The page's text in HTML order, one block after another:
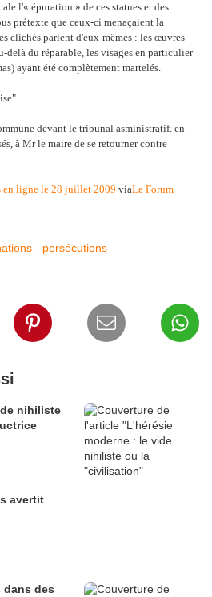
l'« épuration » de ces statues et des
prétexte que ceux-ci menaçaient la
clichés parlent d'eux-mêmes : les œuvres
delà du réparable, les visages en particulier
ayant été complètement martelés.
devant le tribunal asministratif. en
à Mr le maire de se retourner contre
en ligne le 28 juillet 2009 viaLe Forum
- persécutions
nihiliste
avertit
dans des